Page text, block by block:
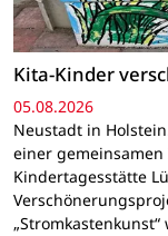
Kita-Kinder
05.08.2026
Neustadt in
einer
Kindertagesstätte